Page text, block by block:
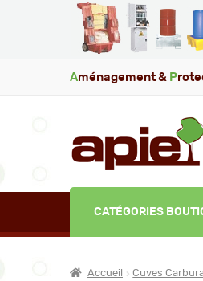
Aménagement & P
CATÉGORIES
Accueil Cuves